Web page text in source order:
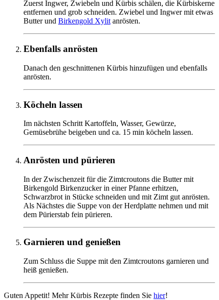
Zuerst Ingwer, Zwiebeln und Kürbis schälen, die Kürbiskerne
entfernen und grob schneiden. Zwiebel und Ingwer mit etwas
Butter und Birkengold Xylit anrösten.
Ebenfalls anrösten
Danach den geschnittenen Kürbis hinzufügen und ebenfalls
anrösten.
Köcheln lassen
Im nächsten Schritt Kartoffeln, Wasser, Gewürze,
Gemüsebrühe beigeben und ca. 15 min köcheln lassen.
Anrösten und pürieren
In der Zwischenzeit für die Zimtcroutons die Butter mit
Birkengold Birkenzucker in einer Pfanne erhitzen,
Schwarzbrot in Stücke schneiden und mit Zimt gut anrösten.
Als Nächstes die Suppe von der Herdplatte nehmen und mit
dem Pürierstab fein pürieren.
Garnieren und genießen
Zum Schluss die Suppe mit den Zimtcroutons garnieren und
heiß genießen.
Guten Appetit! Mehr Kürbis Rezepte finden Sie hier!